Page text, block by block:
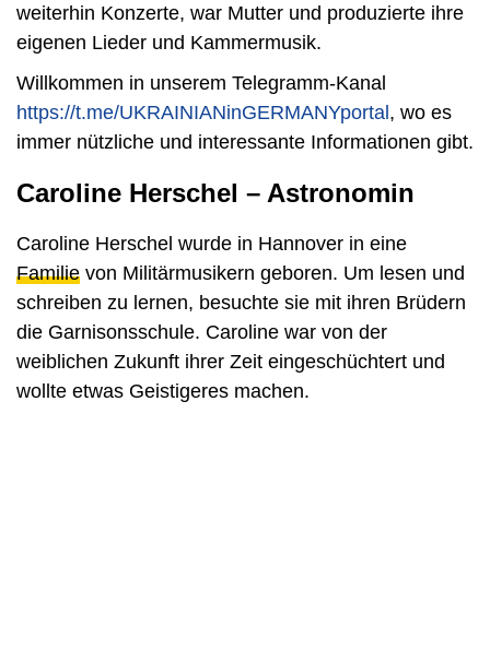
weiterhin Konzerte, war Mutter und produzierte ihre
eigenen Lieder und Kammermusik.
Willkommen in unserem Telegramm-Kanal
https://t.me/UKRAINIANinGERMANYportal, wo es
immer nützliche und interessante Informationen gibt.
Caroline Herschel – Astronomin
Caroline Herschel wurde in Hannover in eine
Familie von Militärmusikern geboren. Um lesen und
schreiben zu lernen, besuchte sie mit ihren Brüdern
die Garnisonsschule. Caroline war von der
weiblichen Zukunft ihrer Zeit eingeschüchtert und
wollte etwas Geistigeres machen.